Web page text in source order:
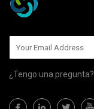
¿Tengo una pregunta?